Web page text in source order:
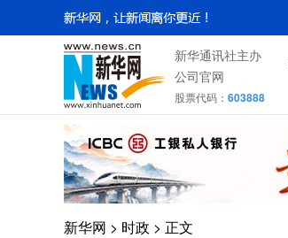
新华通讯社主办
公司官网
股票代码： 603888
新华网 > 时政 > 正文